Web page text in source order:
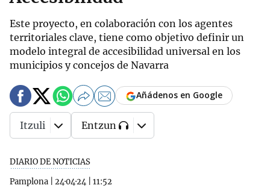
Este proyecto, en colaboración con los agentes
territoriales clave, tiene como objetivo definir un
modelo integral de accesibilidad universal en los
municipios y concejos de Navarra
DIARIO DE NOTICIAS
Pamplona
24·04·24 11:52
Añádenos en Google
Itzuli Entzun